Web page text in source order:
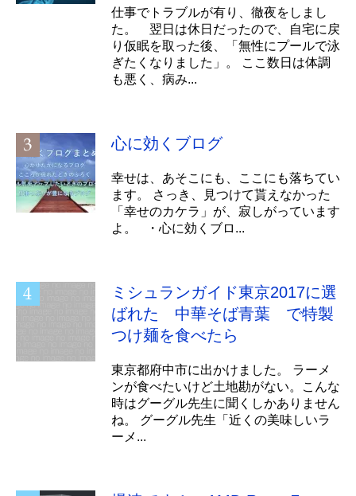
仕事でトラブルが有り、徹夜をしまし
た。 翌日は休日だったので、自宅に戻
り仮眠を取った後、「無性にプールで泳
ぎたくなりました」。 ここ数日は体調
も悪く、病み...
心に効くブログ
幸せは、あそこにも、ここにも落ちてい
ます。 さっき、見つけて貰えなかった
「幸せのカケラ」が、寂しがっています
よ。 ・心に効くブロ...
ミシュランガイド東京2017に選
ばれた 中華そば青葉 で特製
つけ麺を食べたら
東京都府中市に出かけました。 ラーメ
ンが食べたいけど土地勘がない。こんな
時はグーグル先生に聞くしかありません
ね。 グーグル先生「近くの美味しいラ
ーメ...